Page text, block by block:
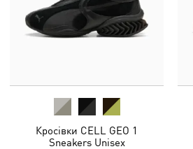
Кросівки CELL GEO 1
Sneakers Unisex